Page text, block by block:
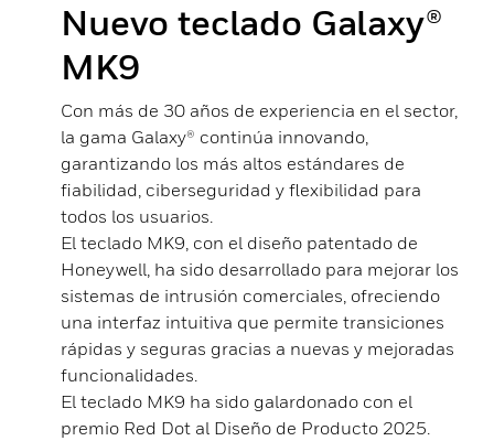
Nuevo teclado Galaxy®
MK9
Con más de 30 años de experiencia en el sector,
la gama Galaxy® continúa innovando,
garantizando los más altos estándares de
fiabilidad, ciberseguridad y flexibilidad para
todos los usuarios.
El teclado MK9, con el diseño patentado de
Honeywell, ha sido desarrollado para mejorar los
sistemas de intrusión comerciales, ofreciendo
una interfaz intuitiva que permite transiciones
rápidas y seguras gracias a nuevas y mejoradas
funcionalidades.
El teclado MK9 ha sido galardonado con el
premio Red Dot al Diseño de Producto 2025.